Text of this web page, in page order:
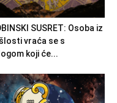
SUSRET: Osoba iz
vraća se s
koji će...